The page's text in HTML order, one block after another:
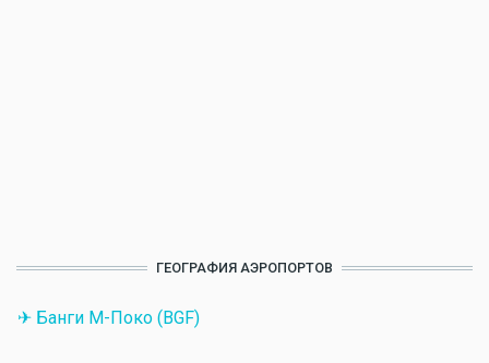
ГЕОГРАФИЯ АЭРОПОРТОВ
✈ Банги М-Поко (BGF)